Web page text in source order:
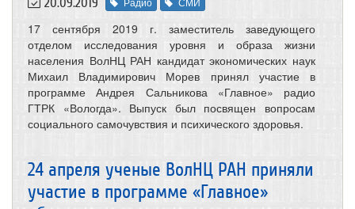
17 сентября 2019 г. заместитель заведующего
отделом исследования уровня и образа жизни
населения ВолНЦ РАН кандидат экономических наук
Михаил Владимирович Морев принял участие в
программе Андрея Сальникова «Главное» радио
ГТРК «Вологда». Выпуск был посвящен вопросам
социального самочувствия и психического здоровья.
24 апреля ученые ВолНЦ РАН приняли
участие в программе «Главное»